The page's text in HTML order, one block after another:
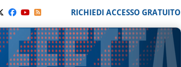
RICHIEDI ACCESSO GRATUITO